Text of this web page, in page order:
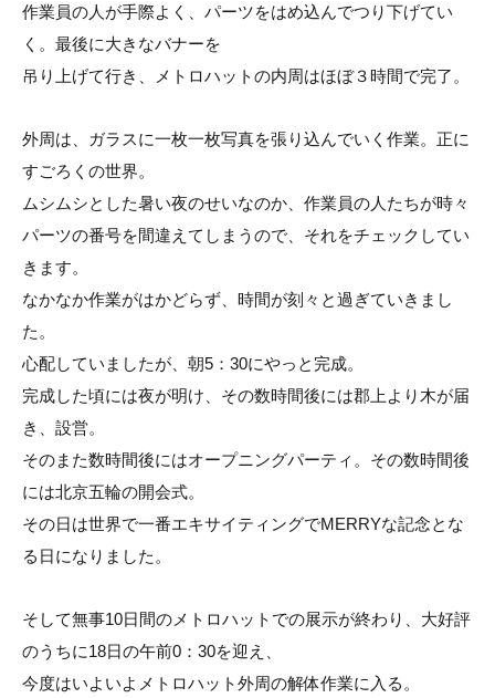
作業員の人が手際よく、パーツをはめ込んでつり下げてい
く。最後に大きなバナーを
吊り上げて行き、メトロハットの内周はほぼ３時間で完了。
外周は、ガラスに一枚一枚写真を張り込んでいく作業。正に
すごろくの世界。
ムシムシとした暑い夜のせいなのか、作業員の人たちが時々
パーツの番号を間違えてしまうので、それをチェックしてい
きます。
なかなか作業がはかどらず、時間が刻々と過ぎていきまし
た。
心配していましたが、朝5：30にやっと完成。
完成した頃には夜が明け、その数時間後には郡上より木が届
き、設営。
そのまた数時間後にはオープニングパーティ。その数時間後
には北京五輪の開会式。
その日は世界で一番エキサイティングでMERRYな記念とな
る日になりました。
そして無事10日間のメトロハットでの展示が終わり、大好評
のうちに18日の午前0：30を迎え、
今度はいよいよメトロハット外周の解体作業に入る。